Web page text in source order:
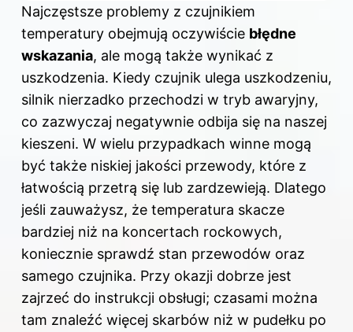
Najczęstsze problemy z czujnikiem
temperatury obejmują oczywiście błędne
wskazania, ale mogą także wynikać z
uszkodzenia. Kiedy czujnik ulega uszkodzeniu,
silnik nierzadko przechodzi w tryb awaryjny,
co zazwyczaj negatywnie odbija się na naszej
kieszeni. W wielu przypadkach winne mogą
być także niskiej jakości przewody, które z
łatwością przetrą się lub zardzewieją. Dlatego
jeśli zauważysz, że temperatura skacze
bardziej niż na koncertach rockowych,
koniecznie sprawdź stan przewodów oraz
samego czujnika. Przy okazji dobrze jest
zajrzeć do instrukcji obsługi; czasami można
tam znaleźć więcej skarbów niż w pudełku po